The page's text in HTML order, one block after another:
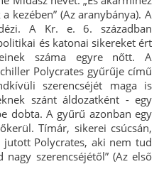
kezében” (Az aranybánya). A
A Kr. e. 6. században
és katonai sikereket ért
száma egyre nőtt. A
Polycrates gyűrűje című
szerencséjét maga is
szánt áldozatként - egy
dobta. A gyűrű azonban egy
Tímár, sikerei csúcsán,
jutott Polycrates, aki nem tud
szerencséjétől” (Az első